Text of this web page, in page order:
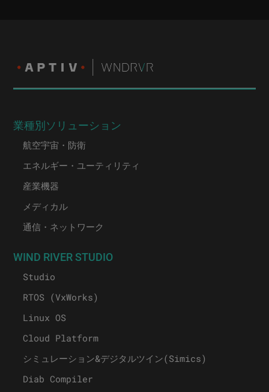
業種別ソリューション
航空宇宙・防衛
エネルギー・ユーティリティ
産業機器
メディカル
通信・ネットワーク
WIND RIVER STUDIO
Studio
RTOS (VxWorks)
Linux OS
Cloud Platform
シミュレーション&デジタルツイン(Simics)
Diab Compiler